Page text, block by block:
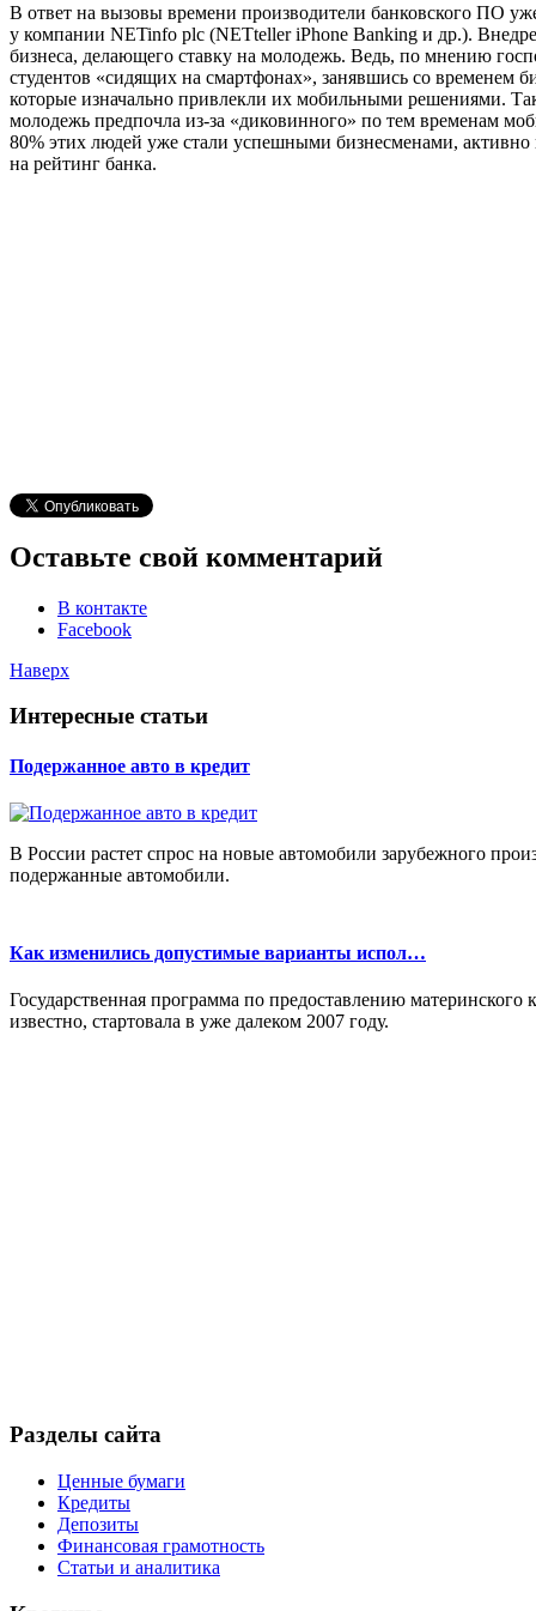
В ответ на вызовы времени производители банковского ПО
у компании NETinfo plc (NETteller iPhone Banking и др.).
бизнеса, делающего ставку на молодежь. Ведь, по мнению
студентов «сидящих на смартфонах», занявшись со временем
которые изначально привлекли их мобильными решениями.
молодежь предпочла из-за «диковинного» по тем временам
80% этих людей уже стали успешными бизнесменами,
на рейтинг банка.
Оставьте свой комментарий
В контакте
Facebook
Наверх
Интересные статьи
Подержанное авто в кредит
В России растет спрос на новые автомобили зарубежного
подержанные автомобили.
Как изменились допустимые варианты испол…
Государственная программа по предоставлению
известно, стартовала в уже далеком 2007 году.
Разделы сайта
Ценные бумаги
Кредиты
Депозиты
Финансовая грамотность
Статьи и аналитика